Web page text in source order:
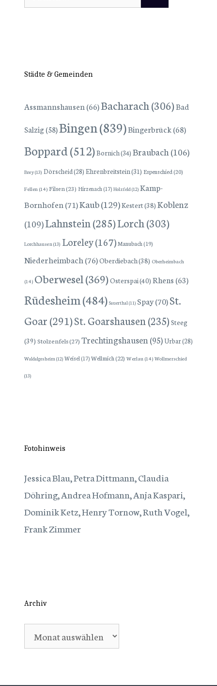
nach:
Städte & Gemeinden
Assmannshausen (66)Bacharach(306)Bad
Salzig(58)Bingen(839)Bingerbrück(68)
Boppard(512)Bornich(34) Braubach(106)
Brey(13) Dörscheid(28) Ehrenbreitstein(31) Espenschied(20)
Fellen (14) Filsen(23) Hirzenach(17) Holzfeld(12) Kamp-
Bornhofen (71)Kaub(129)Kestert(38) Koblenz
(109)Lahnstein(285)Lorch(303)
Lorchhausen(13) Loreley(167)Manubach(19)
Niederheimbach (76)Oberdiebach(38) Oberheimbach
(14) Oberwesel(369)Osterspai(40) Rhens (63)
Rüdesheim(484) Sauerthal(11) Spay(70)St.
Goar(291)St. Goarshausen(235) Steeg
(39) Stolzenfels(27) Trechtingshausen(95)Urbar(28)
Waldalgesheim(12) Weisel(17)Wellmich (22) Werlau (14) Wollmerschied
(13)
Fotohinweis
Jessica Blau, Petra Dittmann, Claudia
Döhring, Andrea Hofmann, Anja Kaspari,
Dominik Ketz, Henry Tornow, Ruth Vogel,
Frank Zimmer
Archiv
Archiv